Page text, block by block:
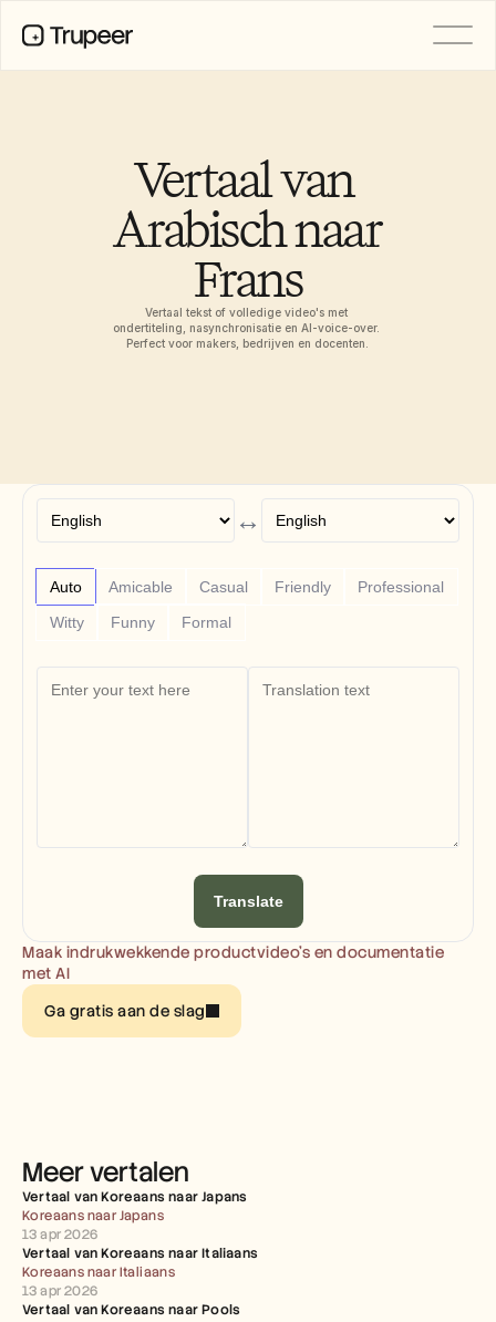
Vertaal van
Arabisch naar
Frans
Vertaal tekst of volledige video's met
ondertiteling, nasynchronisatie en AI-voice-over.
Perfect voor makers, bedrijven en docenten.
Maak indrukwekkende productvideo’s en documentatie
met AI
Ga gratis aan de slag
↔
Auto Amicable Casual Friendly
Professional
Witty
Funny Formal
Translate
Meer vertalen
Vertaal van Koreaans naar Japans
Koreaans naar Japans
13 apr 2026
Vertaal van Koreaans naar Italiaans
Koreaans naar Italiaans
13 apr 2026
Vertaal van Koreaans naar Pools
Prijzen
Carrières
Free Tools
Veelgestelde vragen
Announcement
Partner Program
TOEPASSINGEN
Verandermanagement
Verkoopondersteuning
Productmarketing
Klantensucces